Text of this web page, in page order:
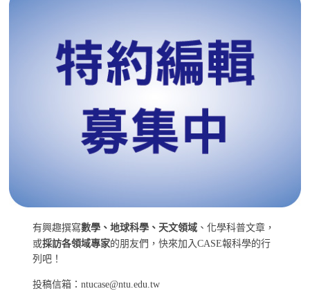
有興趣撰寫數學、地球科學、天文領域 、化學科普文章，
或採訪各領域專家的朋友們，快來加入CASE報科學的行
列吧！
投稿信箱：ntucase@ntu.edu.tw